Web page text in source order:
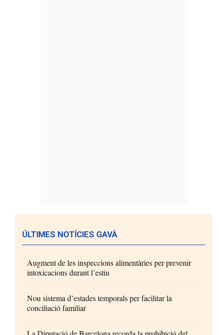
ÚLTIMES NOTÍCIES GAVÀ
Augment de les inspeccions alimentàries per prevenir
intoxicacions durant l’estiu
Nou sistema d’estades temporals per facilitar la
conciliació familiar